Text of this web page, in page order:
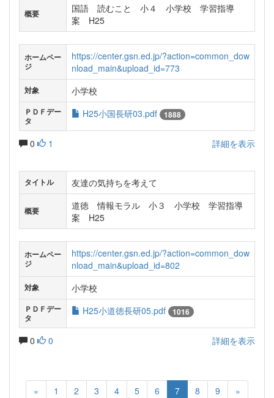
概要
国語 読むこと 小４ 小学校 学習指導
案 H25
ホームペー
ジ
https://center.gsn.ed.jp/?action=common_dow
nload_main&upload_id=773
対象 小学校
ＰＤＦデー
タ
H25小国長研03.pdf 1888
0 1 詳細を表示
タイトル 友達の気持ちを考えて
概要
道徳 情報モラル 小３ 小学校 学習指導
案 H25
ホームペー
ジ
https://center.gsn.ed.jp/?action=common_dow
nload_main&upload_id=802
対象 小学校
ＰＤＦデー
タ
H25小道徳長研05.pdf 1016
0 0 詳細を表示
« 1 2 3 4 5 6 7 8 9 »